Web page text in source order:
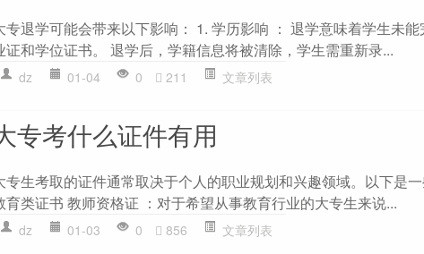
专退学可能会带来以下影响： 1. 学历影响 ： 退学意味着学生未
证和学位证书。 退学后，学籍信息将被清除，学生需重新录...
dz 01-04 0 211 文章列表
专考什么证件有用
专生考取的证件通常取决于个人的职业规划和兴趣领域。以下是
育类证书 教师资格证 ：对于希望从事教育行业的大专生来说...
dz 01-03 0 856 文章列表